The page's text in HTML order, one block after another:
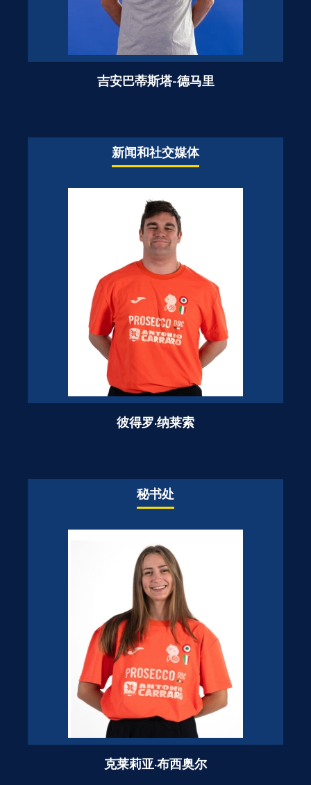
吉安巴蒂斯塔-德马里
新闻和社交媒体
彼得罗·纳莱索
秘书处
克莱莉亚·布西奥尔